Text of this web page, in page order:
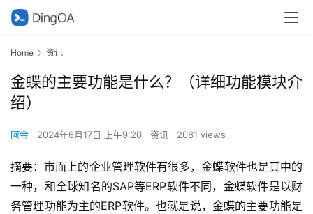
Home 资讯
金蝶的主要功能是什么？（详细功能模块介
绍）
阿金 2024年6月17日 上午9:20 资讯 2081 views
摘要：市面上的企业管理软件有很多，金蝶软件也是其中的
一种，和全球知名的SAP等ERP软件不同，金蝶软件是以财
务管理功能为主的ERP软件。也就是说，金蝶的主要功能是